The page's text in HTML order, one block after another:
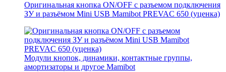
Оригинальная кнопка ON/OFF с разъемом подключения
ЗУ и разъёмом Mini USB Mamibot PREVAC 650 (уценка)
Модули кнопок, динамики, контактные группы,
амортизаторы и другое Mamibot